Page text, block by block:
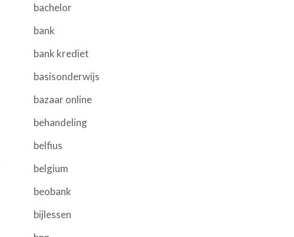
bachelor
bank
bank krediet
basisonderwijs
bazaar online
behandeling
belfius
belgium
beobank
bijlessen